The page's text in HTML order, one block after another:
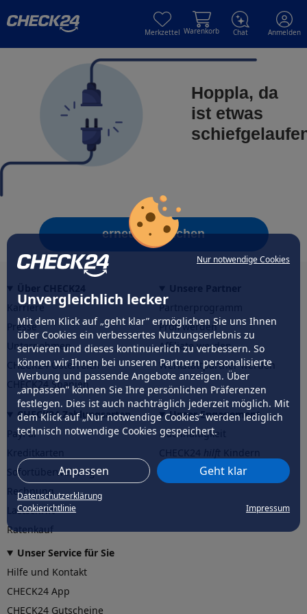
Nur notwendige Cookies
Unvergleichlich lecker
Mit dem Klick auf „geht klar” ermöglichen Sie uns Ihnen
über Cookies ein verbessertes Nutzungserlebnis zu
servieren und dieses kontinuierlich zu verbessern. So
können wir Ihnen bei unseren Partnern personalisierte
Werbung und passende Angebote anzeigen. Über
„anpassen” können Sie Ihre persönlichen Präferenzen
festlegen. Dies ist auch nachträglich jederzeit möglich. Mit
dem Klick auf „Nur notwendige Cookies” werden lediglich
technisch notwendige Cookies gespeichert.
Anpassen Geht klar
Datenschutzerklärung
Cookierichtlinie
Impressum
Merkzettel Warenkorb Chat Anmelden
Hoppla, da
ist etwas
erneut versuchen
Karriere
Presse
Unternehmen
CHECK24 Österreich
CHECK24 Spanien
Partnerprogramm
Profi werden
Affiliate werden
Werkstattpartner werden
CHECK24 Zahlungsarten
PayPal
Sofortüberweisung
Rechnung
Lastschrift
Ratenkauf
Unser Engagement
Nachhaltigkeit
CHECK24hilftder Natur
Unser Service für Sie
Hilfe und Kontakt
CHECK24 App
CHECK24 Gutscheine